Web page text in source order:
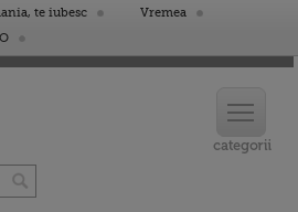
te iubesc
Vremea